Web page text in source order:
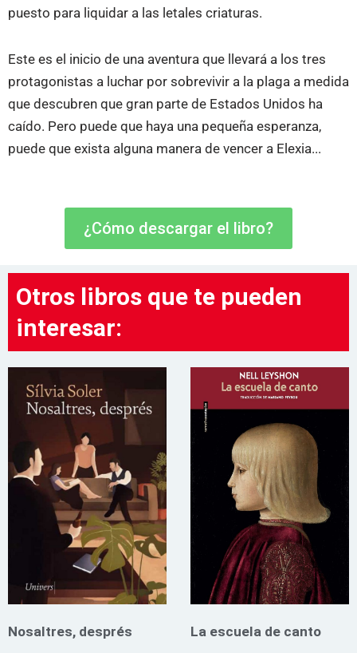
puesto para liquidar a las letales criaturas.
Este es el inicio de una aventura que llevará a los tres
protagonistas a luchar por sobrevivir a la plaga a medida
que descubren que gran parte de Estados Unidos ha
caído. Pero puede que haya una pequeña esperanza,
puede que exista alguna manera de vencer a Elexia...
¿Cómo descargar el libro?
Otros libros que te pueden
interesar:
Nosaltres, després La escuela de canto